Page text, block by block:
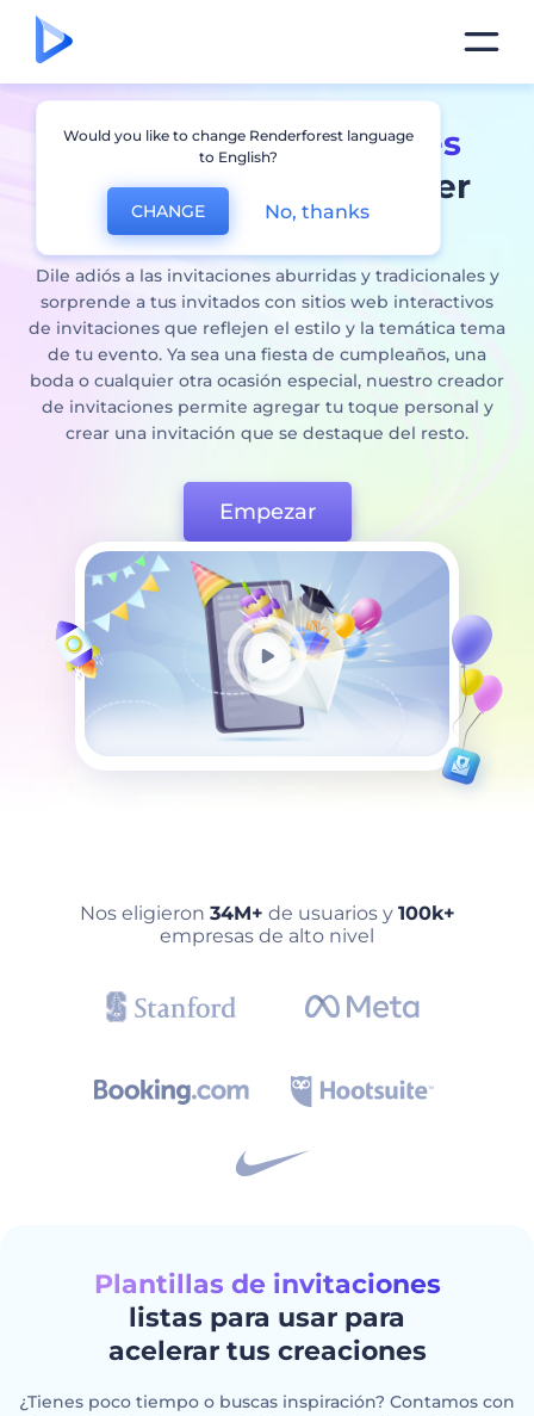
Creaor deinvitaciones
digitalespara cualquier
ocasión
Dile adiós a las invitaciones aburridas y tradicionales y
sorprende a tus invitados con sitios web interactivos
de invitaciones que reflejen el estilo y la temática tema
de tu evento. Ya sea una fiesta de cumpleaños, una
boda o cualquier otra ocasión especial, nuestro creador
de invitaciones permite agregar tu toque personal y
crear una invitación que se destaque del resto.
Empezar
Nos eligieron 34M+ de usuarios y 100k+
empresas de alto nivel
Plantillas de invitaciones
listas para usar para
acelerar tus creaciones
¿Tienes poco tiempo o buscas inspiración? Contamos con
Would you like to change Renderforest language
to English?
CHANGE No, thanks